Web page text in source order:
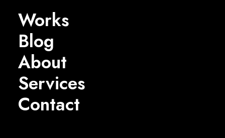
Works
Blog
About
Services
Contact